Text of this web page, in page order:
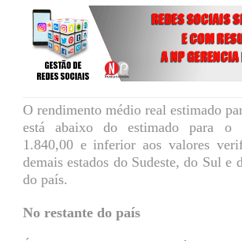
O rendimento médio real estimado
está abaixo do estimado para
1.840,00 e inferior aos valores
demais estados do Sudeste, do Sul e
do país.
No restante do país